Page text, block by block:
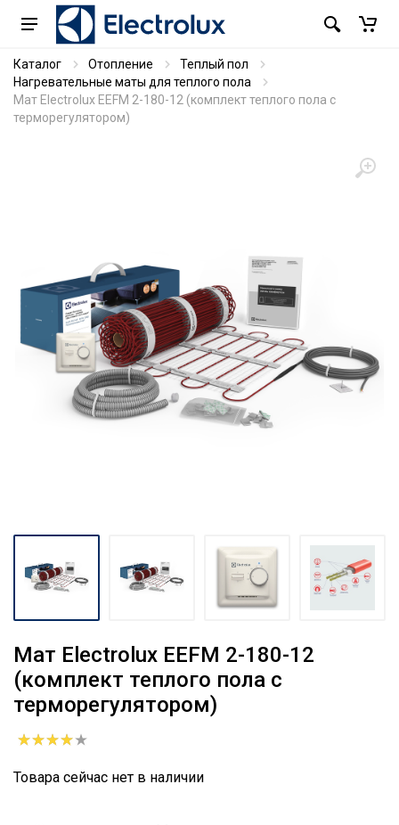
Каталог Отопление
Теплый пол
Нагревательные маты для теплого пола
Мат Electrolux EEFM 2-180-12 (комплект теплого пола c
терморегулятором)
Мат Electrolux EEFM 2-180-12
(комплект теплого пола c
терморегулятором)
Товара сейчас нет в наличии